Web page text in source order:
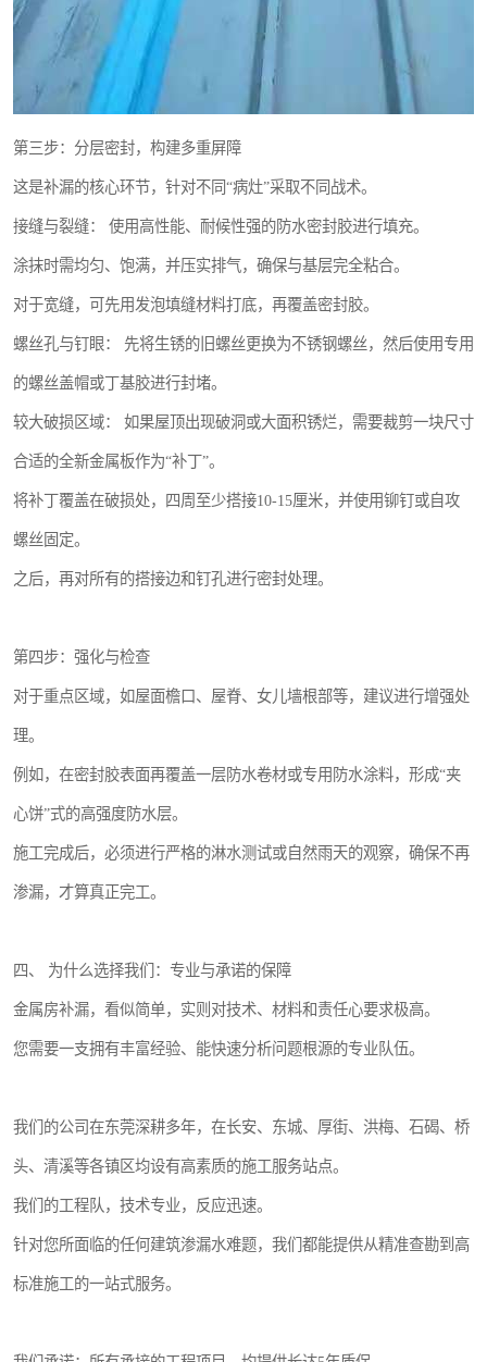
第三步：分层密封，构建多重屏障
这是补漏的核心环节，针对不同“病灶”采取不同战术。
接缝与裂缝： 使用高性能、耐候性强的防水密封胶进行填充。
涂抹时需均匀、饱满，并压实排气，确保与基层完全粘合。
对于宽缝，可先用发泡填缝材料打底，再覆盖密封胶。
螺丝孔与钉眼： 先将生锈的旧螺丝更换为不锈钢螺丝，然后使用专用
的螺丝盖帽或丁基胶进行封堵。
较大破损区域： 如果屋顶出现破洞或大面积锈烂，需要裁剪一块尺寸
合适的全新金属板作为“补丁”。
将补丁覆盖在破损处，四周至少搭接10-15厘米，并使用铆钉或自攻
螺丝固定。
之后，再对所有的搭接边和钉孔进行密封处理。
第四步：强化与检查
对于重点区域，如屋面檐口、屋脊、女儿墙根部等，建议进行增强处
理。
例如，在密封胶表面再覆盖一层防水卷材或专用防水涂料，形成“夹
心饼”式的高强度防水层。
施工完成后，必须进行严格的淋水测试或自然雨天的观察，确保不再
渗漏，才算真正完工。
四、 为什么选择我们：专业与承诺的保障
金属房补漏，看似简单，实则对技术、材料和责任心要求极高。
您需要一支拥有丰富经验、能快速分析问题根源的专业队伍。
我们的公司在东莞深耕多年，在长安、东城、厚街、洪梅、石碣、桥
头、清溪等各镇区均设有高素质的施工服务站点。
我们的工程队，技术专业，反应迅速。
针对您所面临的任何建筑渗漏水难题，我们都能提供从精准查勘到高
标准施工的一站式服务。